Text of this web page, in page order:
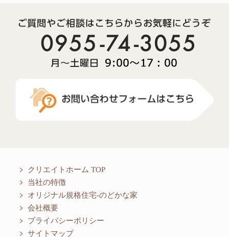
クリエイトホーム TOP
当社の特徴
オリジナル規格住宅-のどかな家
会社概要
プライバシーポリシー
サイトマップ